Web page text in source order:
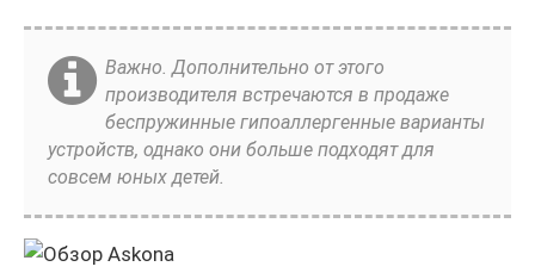
Важно. Дополнительно от этого
производителя встречаются в продаже
беспружинные гипоаллергенные варианты
устройств, однако они больше подходят для
совсем юных детей.